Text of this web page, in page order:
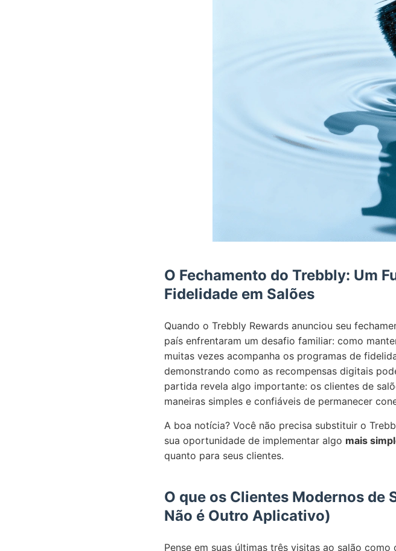
O Fechamento do Trebbly: Um
Fidelidade em Salões
Quando o Trebbly Rewards anunciou seu
país enfrentaram um desafio familiar: como
muitas vezes acompanha os programas de
demonstrando como as recompensas digitais
partida revela algo importante: os clientes de
maneiras simples e confiáveis de permanecer
A boa notícia? Você não precisa substituir o
sua oportunidade de implementar algo mais
quanto para seus clientes.
O que os Clientes Modernos de
Não é Outro Aplicativo)
Pense em suas últimas três visitas ao salão